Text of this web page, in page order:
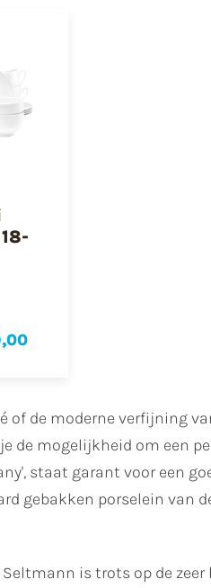
de moderne verfijning
de mogelijkheid om een
staat garant voor een
gebakken porselein van
is trots op de zeer